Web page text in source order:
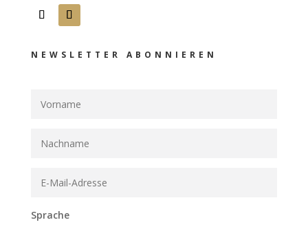
NEWSLETTER ABONNIEREN
Sprache